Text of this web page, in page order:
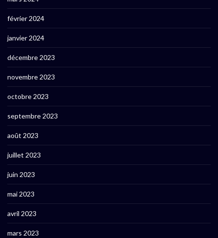
février 2024
janvier 2024
décembre 2023
novembre 2023
octobre 2023
septembre 2023
août 2023
juillet 2023
juin 2023
mai 2023
avril 2023
mars 2023